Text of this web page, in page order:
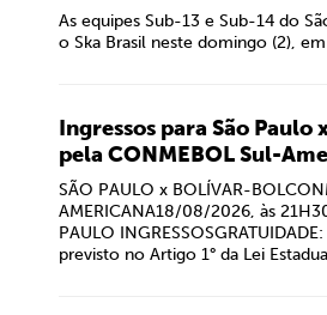
As equipes Sub-13 e Sub-14 do
o Ska Brasil neste domingo (2), em
Ingressos para São Paulo
pela CONMEBOL Sul-
SÃO PAULO x BOLÍVAR-
AMERICANA18/08/2026, às
PAULO
previsto no Artigo 1° da Lei